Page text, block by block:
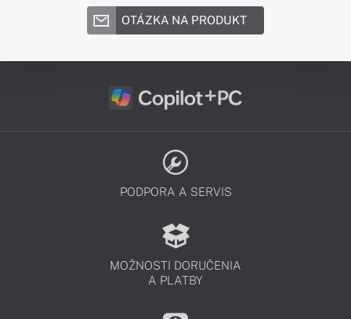
OTÁZKA NA PRODUKT
PODPORA A SERVIS
MOŽNOSTI DORUČENIA
A PLATBY